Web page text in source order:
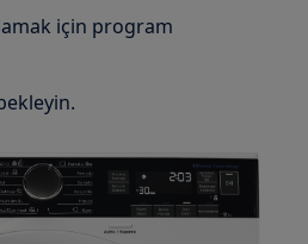
için program